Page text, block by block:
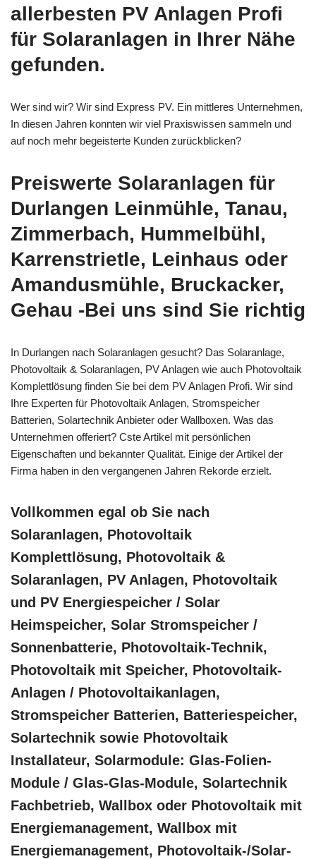
allerbesten PV Anlagen Profi
für Solaranlagen in Ihrer Nähe
gefunden.
Wer sind wir? Wir sind Express PV. Ein mittleres Unternehmen,
In diesen Jahren konnten wir viel Praxiswissen sammeln und
auf noch mehr begeisterte Kunden zurückblicken?
Preiswerte Solaranlagen für
Durlangen Leinmühle, Tanau,
Zimmerbach, Hummelbühl,
Karrenstrietle, Leinhaus oder
Amandusmühle, Bruckacker,
Gehau -Bei uns sind Sie richtig
In Durlangen nach Solaranlagen gesucht? Das Solaranlage,
Photovoltaik & Solaranlagen, PV Anlagen wie auch Photovoltaik
Komplettlösung finden Sie bei dem PV Anlagen Profi. Wir sind
Ihre Experten für Photovoltaik Anlagen, Stromspeicher
Batterien, Solartechnik Anbieter oder Wallboxen. Was das
Unternehmen offeriert? Cste Artikel mit persönlichen
Eigenschaften und bekannter Qualität. Einige der Artikel der
Firma haben in den vergangenen Jahren Rekorde erzielt.
Vollkommen egal ob Sie nach
Solaranlagen, Photovoltaik
Komplettlösung, Photovoltaik &
Solaranlagen, PV Anlagen, Photovoltaik
und PV Energiespeicher / Solar
Heimspeicher, Solar Stromspeicher /
Sonnenbatterie, Photovoltaik-Technik,
Photovoltaik mit Speicher, Photovoltaik-
Anlagen / Photovoltaikanlagen,
Stromspeicher Batterien, Batteriespeicher,
Solartechnik sowie Photovoltaik
Installateur, Solarmodule: Glas-Folien-
Module / Glas-Glas-Module, Solartechnik
Fachbetrieb, Wallbox oder Photovoltaik mit
Energiemanagement, Wallbox mit
Energiemanagement, Photovoltaik-/Solar-